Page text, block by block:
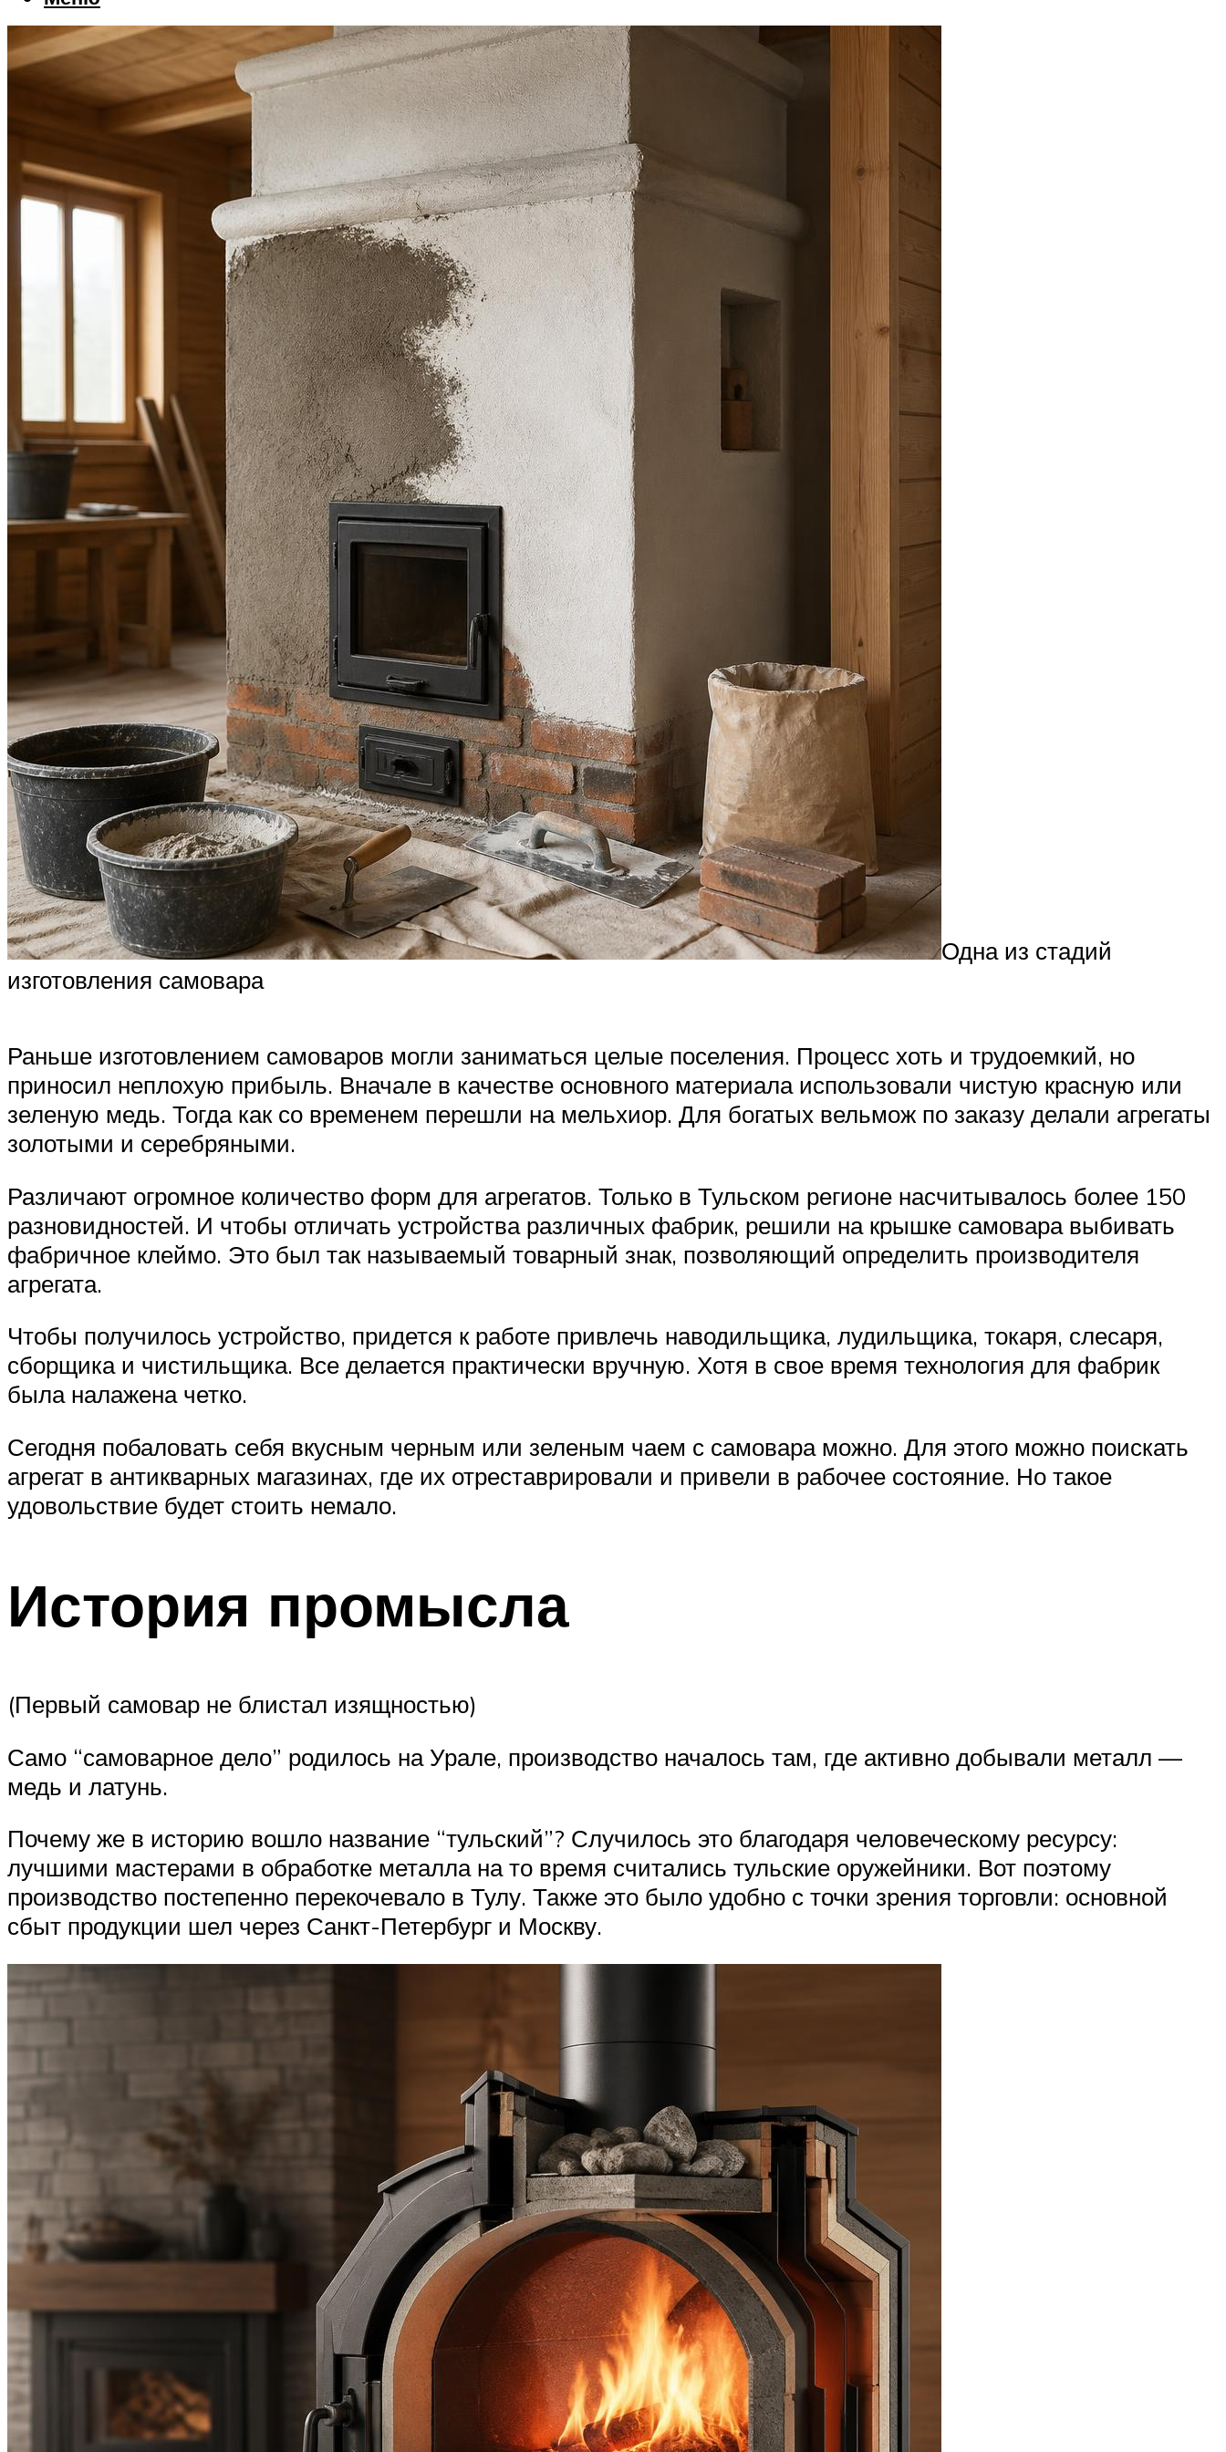
Одна из стадий
изготовления самовара
Раньше изготовлением самоваров могли заниматься целые поселения. Процесс хоть и трудоемкий, но
приносил неплохую прибыль. Вначале в качестве основного материала использовали чистую красную или
зеленую медь. Тогда как со временем перешли на мельхиор. Для богатых вельмож по заказу делали агрегаты
золотыми и серебряными.
Различают огромное количество форм для агрегатов. Только в Тульском регионе насчитывалось более 150
разновидностей. И чтобы отличать устройства различных фабрик, решили на крышке самовара выбивать
фабричное клеймо. Это был так называемый товарный знак, позволяющий определить производителя
агрегата.
Чтобы получилось устройство, придется к работе привлечь наводильщика, лудильщика, токаря, слесаря,
сборщика и чистильщика. Все делается практически вручную. Хотя в свое время технология для фабрик
была налажена четко.
Сегодня побаловать себя вкусным черным или зеленым чаем с самовара можно. Для этого можно поискать
агрегат в антикварных магазинах, где их отреставрировали и привели в рабочее состояние. Но такое
удовольствие будет стоить немало.
История промысла
(Первый самовар не блистал изящностью)
Само “самоварное дело” родилось на Урале, производство началось там, где активно добывали металл —
медь и латунь.
Почему же в историю вошло название “тульский”? Случилось это благодаря человеческому ресурсу:
лучшими мастерами в обработке металла на то время считались тульские оружейники. Вот поэтому
производство постепенно перекочевало в Тулу. Также это было удобно с точки зрения торговли: основной
сбыт продукции шел через Санкт-Петербург и Москву.